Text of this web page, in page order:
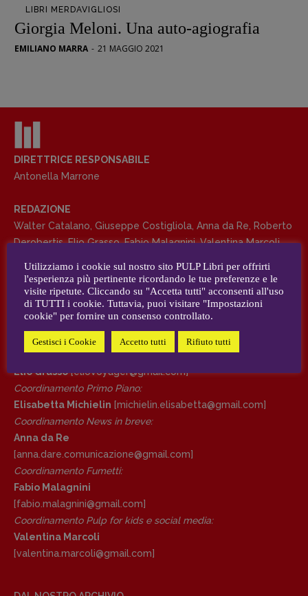
DOSSIER
12 dicembre
Psichedelia
Scienza
Tornare a Ballard
Valerio Evangelisti
Vampirismi
Zong!
DIRETTRICE RESPONSABILE
Antonella Marrone
Walter Catalano Giuseppe Costigliola
Grasso , Fabio Malagnini,Valentina
Marcoli,Elisabetta Michielin
Spallina
CONTATTI
Case editrici e coordinamento
recensioni:
Elio Grasso[eliovoyager@gmail.com]
Coordinamento Primo Piano
Elisabetta Michielin
LIBRI MERDAVIGLIOSI
Giorgia Meloni. Una auto-agiografia
EMILIANO MARRA - 21 MAGGIO 2021
DIRETTRICE RESPONSABILE
Antonella Marrone
REDAZIONE
Walter Catalano Giuseppe Costigliola Anna da Re
Roberto
Derobertis,Elio Grasso,Fabio Malagnini,Valentina Marcoli,
AUTORI e COLLABORATORI
CONTATTI
Case editrici e coordinamento recensioni:
Elio Grasso[eliovoyager@gmail.com]
Coordinamento Primo Piano:
Elisabetta Michielin [michielin.elisabetta@gmail.com]
Coordinamento News in breve:
Anna da Re
[anna.dare.comunicazione@gmail. com]
Coordinamento Fumetti:
Fabio Malagnini
[fabio.malagnini@gmail. com]
Coordinamento Pulp for kids e social media:
Valentina Marcoli
[valentina.marcoli@gmail. com]
Utilizziamo i cookie sul nostro sito PULP Libri per offrirti
l'esperienza più pertinente ricordando le tue preferenze e le
visite ripetute. Cliccando su "Accetta tutti" acconsenti all'uso
di TUTTI i cookie. Tuttavia, puoi visitare "Impostazioni
cookie" per fornire un consenso controllato.
Gestisci i Cookie Accetto tutti Rifiuto tutti